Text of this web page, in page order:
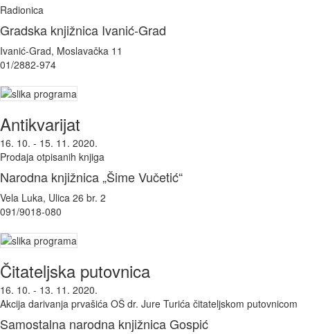
Radionica
Gradska knjižnica Ivanić-Grad
Ivanić-Grad, Moslavačka 11
01/2882-974
Antikvarijat
16. 10. - 15. 11. 2020.
Prodaja otpisanih knjiga
Narodna knjižnica „Šime Vučetić“
Vela Luka, Ulica 26 br. 2
091/9018-080
Čitateljska putovnica
16. 10. - 13. 11. 2020.
Akcija darivanja prvašića OŠ dr. Jure Turića čitateljskom putovnicom
Samostalna narodna knjižnica Gospić